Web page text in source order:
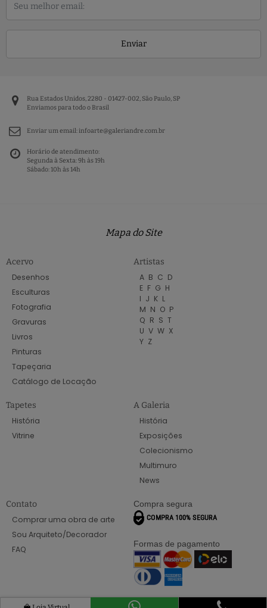
Enviar
Rua Estados Unidos, 2280 - 01427-002, São Paulo, SP
Enviamos para todo o Brasil
Enviar um email:infoarte@galeriandre.com.br
Horário de atendimento:
Segunda à Sexta: 9h às 19h
Sábado: 10h às 14h
Mapa do Site
Acervo
Desenhos
Esculturas
Fotografia
Gravuras
Livros
Pinturas
Tapeçaria
Catálogo de Locação
Artistas
A B C D
E F G H
I J K L
M N O P
Q R S T
U V W X
Y Z
Tapetes
História
Vitrine
A Galeria
História
Exposições
Colecionismo
Multimuro
News
Contato
Comprar uma obra de arte
Sou Arquiteto/Decorador
FAQ
Compra segura
Formas de pagamento